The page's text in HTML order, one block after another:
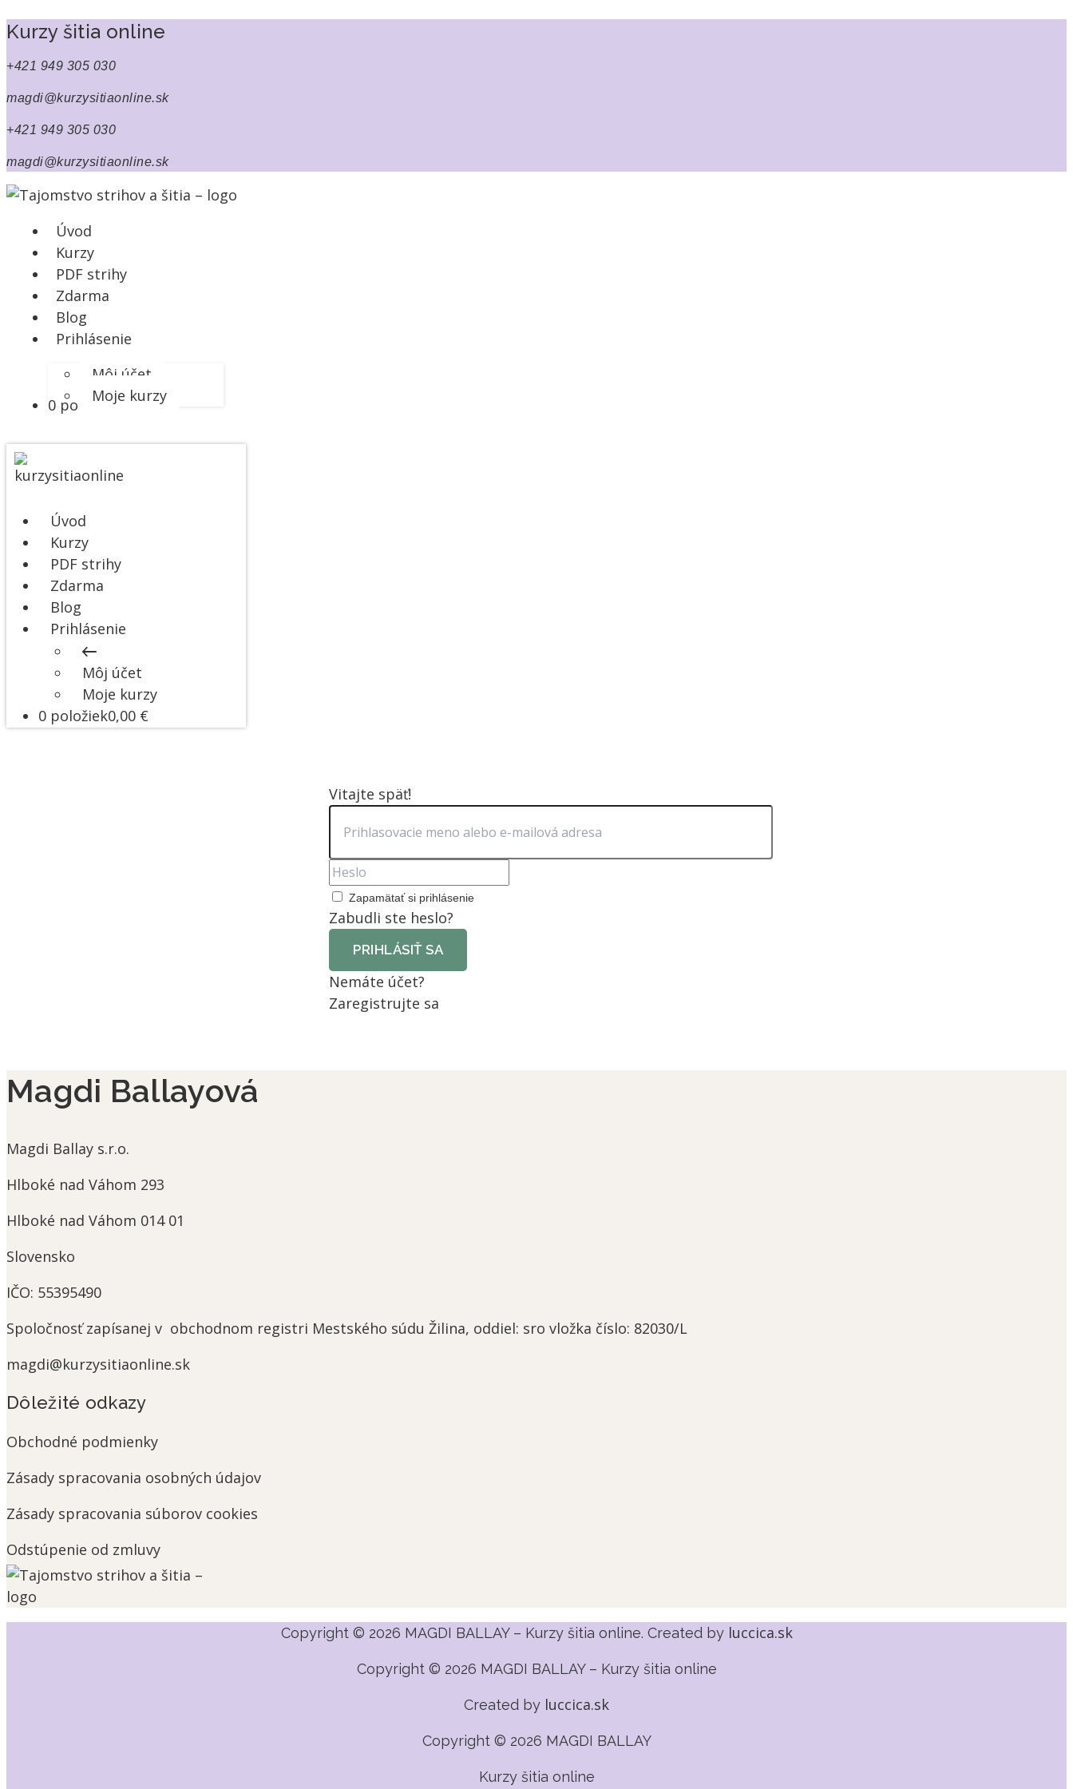
Kurzy šitia online
+421 949 305 030
magdi@kurzysitiaonline.sk
+421 949 305 030
magdi@kurzysitiaonline.sk
Úvod
Kurzy
PDF strihy
Zdarma
Blog
Prihlásenie
Môj účet
Moje kurzy
0 položiek0,00 €
Úvod
Kurzy
PDF strihy
Zdarma
Blog
Prihlásenie
Môj účet
Moje kurzy
0 položiek0,00 €
Vitajte späť!
Zapamätať si prihlásenie
Zabudli ste heslo?
PRIHLÁSIŤ SA
Nemáte účet?
Zaregistrujte sa
Magdi Ballayová
Magdi Ballay s.r.o.
Hlboké nad Váhom 293
Hlboké nad Váhom 014 01
Slovensko
IČO: 55395490
Spoločnosťzapísanej v obchodnom registri Mestského súdu Žilina, oddiel: sro vložka číslo: 82030/L
magdi@kurzysitiaonline.sk
Dôležité odkazy
Obchodné podmienky
Zásady spracovania osobných údajov
Zásady spracovania súborov cookies
Odstúpenie od zmluvy
Copyright © 2026 MAGDI BALLAY – Kurzy šitia online. Created by luccica.sk
Copyright © 2026 MAGDI BALLAY – Kurzy šitia online
Created by luccica.sk
Copyright © 2026 MAGDI BALLAY
Kurzy šitia online